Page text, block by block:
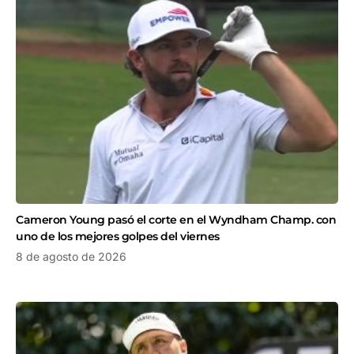
Cameron Young pasó el corte en el Wyndham Champ. con
uno de los mejores golpes del viernes
8 de agosto de 2026